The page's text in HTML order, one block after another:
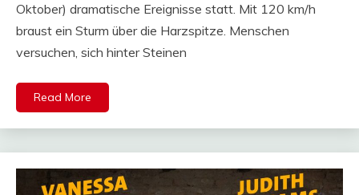
Oktober) dramatische Ereignisse statt. Mit 120 km/h
braust ein Sturm über die Harzspitze. Menschen
versuchen, sich hinter Steinen
Read More